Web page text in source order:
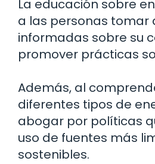
La educación sobre
a las personas tomar
informadas sobre su
promover prácticas
Además, al
diferentes tipos de
abogar por políticas
uso de fuentes más
sostenibles.